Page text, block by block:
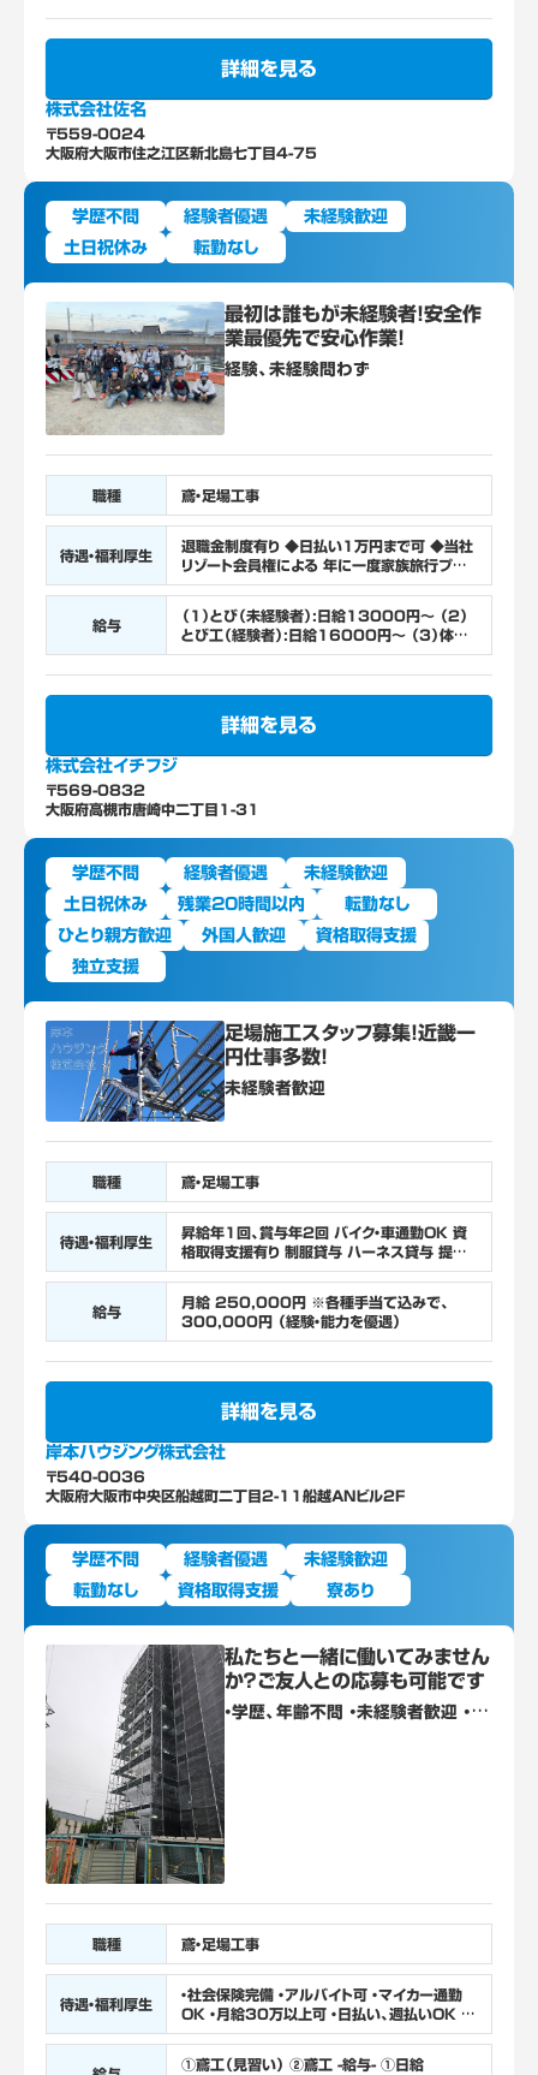
上
株式会社佐名
〒559-0024
大阪府大阪市住之江区新北島七丁目4-75
詳細を見る
学歴不問 経験者優遇
未経験歓迎
土日祝休み
転勤なし
最初は誰もが未経験者！安全作
業最優先で安心作業！
経験、未経験問わず
職種 鳶・足場工事
待遇・福利厚生
退職金制度有り ◆日払い1万円まで可 ◆当社
リゾート会員権による 年に一度家族旅行プレ
ゼント！ ※カップル、友達同士もOK 高槻市駅
ク通勤もOK！ 現場への直行直帰も◎
給与
（1）とび（未経験者）:日給13000円～ （2）
とび工（経験者）:日給16000円～ （3）体験
入社:日給10000円 未経験者は資材を運ん
だり現場の片付け など簡単なお仕事からスタ
ート！ シフト・収入例 ＜ガッツリ稼ぎたい！27
歳経験者＞ 月収例＝38万4000円 日給1万
6000円、週6日で勤務。 ＜お休み重視！育メ
株式会社イチフジ
〒569-0832
大阪府高槻市唐崎中二丁目1-31
詳細を見る
学歴不問 経験者優遇
未経験歓迎
土日祝休み
残業20時間以内
転勤なし
ひとり親方歓迎
外国人歓迎
資格取得支援
独立支援
足場施工スタッフ募集！近畿一
円仕事多数！
未経験者歓迎
職種 鳶・足場工事
待遇・福利厚生
昇給年1回、賞与年2回 バイク・車通勤OK 資
格取得支援有り 制服貸与 ハーネス貸与 提携
保養施設 紹介者報奨制度 試用期間6か月（同
給与
月給 250,000円 ※各種手当て込みで、
300,000円 （経験・能力を優遇）
岸本ハウジング株式会社
〒540-0036
大阪府大阪市中央区船越町二丁目2-11船越ANビル2F
詳細を見る
学歴不問 経験者優遇
未経験歓迎
転勤なし
資格取得支援 寮あり
私たちと一緒に働いてみません
か？ご友人との応募も可能です
・学歴、年齢不問 ・未経験者歓迎 ・経
職種 鳶・足場工事
待遇・福利厚生
・社会保険完備 ・アルバイト可 ・マイカー通勤
OK ・月給30万以上可 ・日払い、週払いOK ・
マンション寮完備（夫婦・カップルでの入居も
①鳶工（見習い） ②鳶工 -給与- ①日給